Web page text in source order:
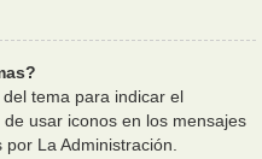
tema para indicar el
usar iconos en los mensajes
La Administración.